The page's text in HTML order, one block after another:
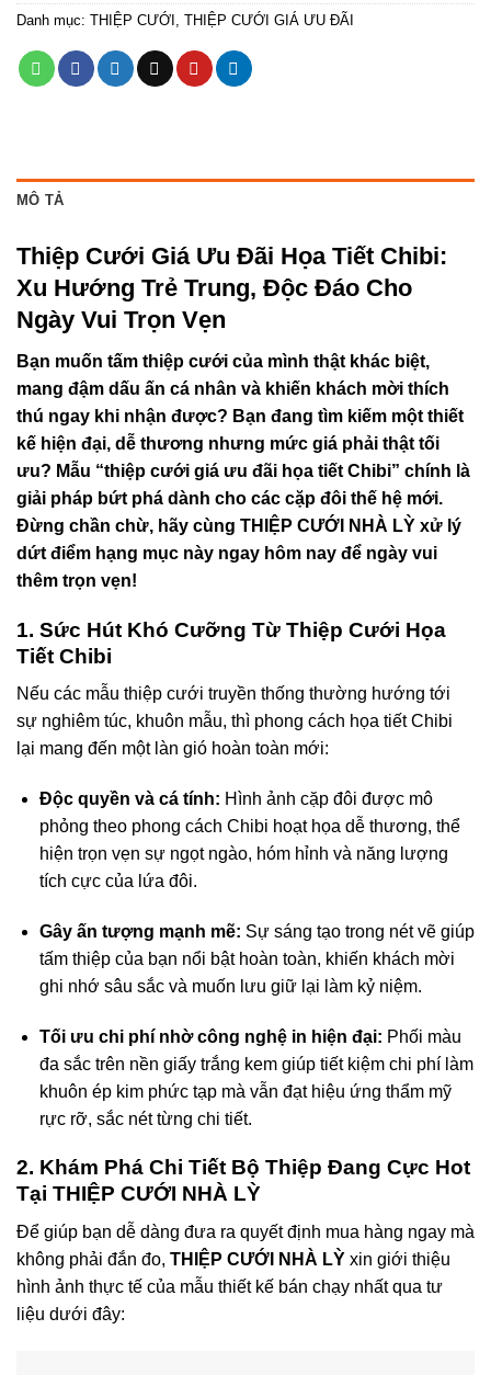
Danh mục: THIỆP CƯỚI THIỆP CƯỚI GIÁ ƯU ĐÃI
MÔ TẢ
Thiệp Cưới Giá Ưu Đãi Họa Tiết Chibi:
Xu Hướng Trẻ Trung, Độc Đáo Cho
Ngày Vui Trọn Vẹn
Bạn muốn tấm thiệp cưới của mình thật khác biệt,
mang đậm dấu ấn cá nhân và khiến khách mời thích
thú ngay khi nhận được? Bạn đang tìm kiếm một thiết
kế hiện đại, dễ thương nhưng mức giá phải thật tối
ưu? Mẫu “thiệp cưới giá ưu đãi họa tiết Chibi” chính là
giải pháp bứt phá dành cho các cặp đôi thế hệ mới.
Đừng chần chừ, hãy cùng THIỆP CƯỚI NHÀ LỲ xử lý
dứt điểm hạng mục này ngay hôm nay để ngày vui
thêm trọn vẹn!
1. Sức Hút Khó Cưỡng Từ Thiệp Cưới Họa
Tiết Chibi
Nếu các mẫu thiệp cưới truyền thống thường hướng tới
sự nghiêm túc, khuôn mẫu, thì phong cách họa tiết Chibi
lại mang đến một làn gió hoàn toàn mới:
Độc quyền và cá tính: Hình ảnh cặp đôi được mô
phỏng theo phong cách Chibi hoạt họa dễ thương, thể
hiện trọn vẹn sự ngọt ngào, hóm hỉnh và năng lượng
tích cực của lứa đôi.
Gây ấn tượng mạnh mẽ: Sự sáng tạo trong nét vẽ giúp
tấm thiệp của bạn nổi bật hoàn toàn, khiến khách mời
ghi nhớ sâu sắc và muốn lưu giữ lại làm kỷ niệm.
Tối ưu chi phí nhờ công nghệ in hiện đại: Phối màu
đa sắc trên nền giấy trắng kem giúp tiết kiệm chi phí làm
khuôn ép kim phức tạp mà vẫn đạt hiệu ứng thẩm mỹ
rực rỡ, sắc nét từng chi tiết.
2. Khám Phá Chi Tiết Bộ Thiệp Đang Cực Hot
Tại THIỆP CƯỚI NHÀ LỲ
Để giúp bạn dễ dàng đưa ra quyết định mua hàng ngay mà
không phải đắn đo, THIỆP CƯỚI NHÀ LỲ xin giới thiệu
hình ảnh thực tế của mẫu thiết kế bán chạy nhất qua tư
liệu dưới đây: